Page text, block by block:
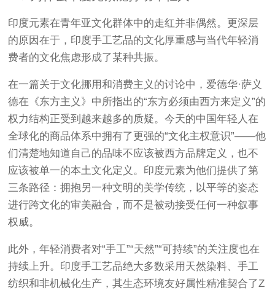
印度元素在青年亚文化群体中的走红并非偶然。更深层
的原因在于，印度手工艺品的文化厚重感与当代年轻消
费者的文化焦虑形成了某种共振。
在一篇关于文化挪用和消费主义的讨论中，爱德华·萨义
德在《东方主义》中所指出的“东方必须由西方来定义”的
权力结构正受到越来越多的质疑。今天的中国年轻人在
全球化的商品体系中拥有了更强的“文化主权意识”——他
们清楚地知道自己的品味不应该被西方品牌定义，也不
应该被单一的本土文化定义。印度元素为他们提供了第
三条路径：拥抱另一种文明的美学传统，以平等的姿态
进行跨文化的审美融合，而不是被动接受任何一种叙事
权威。
此外，年轻消费者对“手工”“天然”“可持续”的关注度也在
持续上升。印度手工艺品绝大多数采用天然染料、手工
纺织和非机械化生产，其生态环境友好属性精准契合了Z